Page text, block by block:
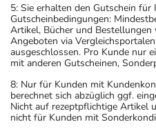
5: Sie erhalten den Gutschein
Gutscheinbedingungen:
Artikel, Bücher und
Angeboten via
ausgeschlossen. Pro Kunde nur
mit anderen Gutscheinen,
8: Nur für Kunden mit
berechnet sich abzüglich ggf.
Nicht auf rezeptpflichtige Artikel
nicht für Kunden mit